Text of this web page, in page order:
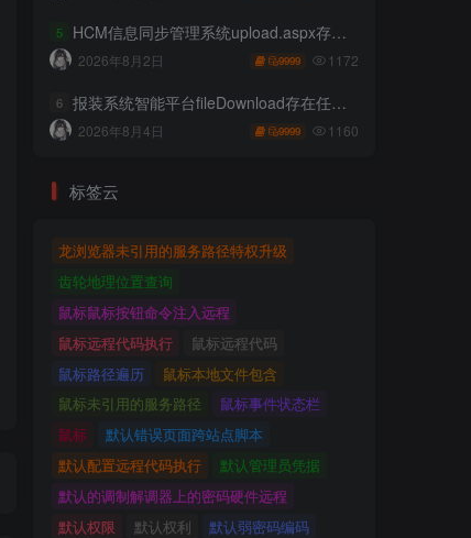
5 HCM信息同步管理系统upload.aspx存在任意文件上传
2026年8月2日 9999 1172
6 报装系统智能平台fileDownload存在任意文件读取
2026年8月4日 9999 1160
标签云
龙浏览器未引用的服务路径特权升级
齿轮地理位置查询
鼠标鼠标按钮命令注入远程
鼠标远程代码执行
鼠标远程代码
鼠标路径遍历
鼠标本地文件包含
鼠标未引用的服务路径
鼠标事件状态栏
鼠标
默认错误页面跨站点脚本
默认配置远程代码执行
默认管理员凭据
默认的调制解调器上的密码硬件远程
默认权限
默认权利
默认弱密码编码